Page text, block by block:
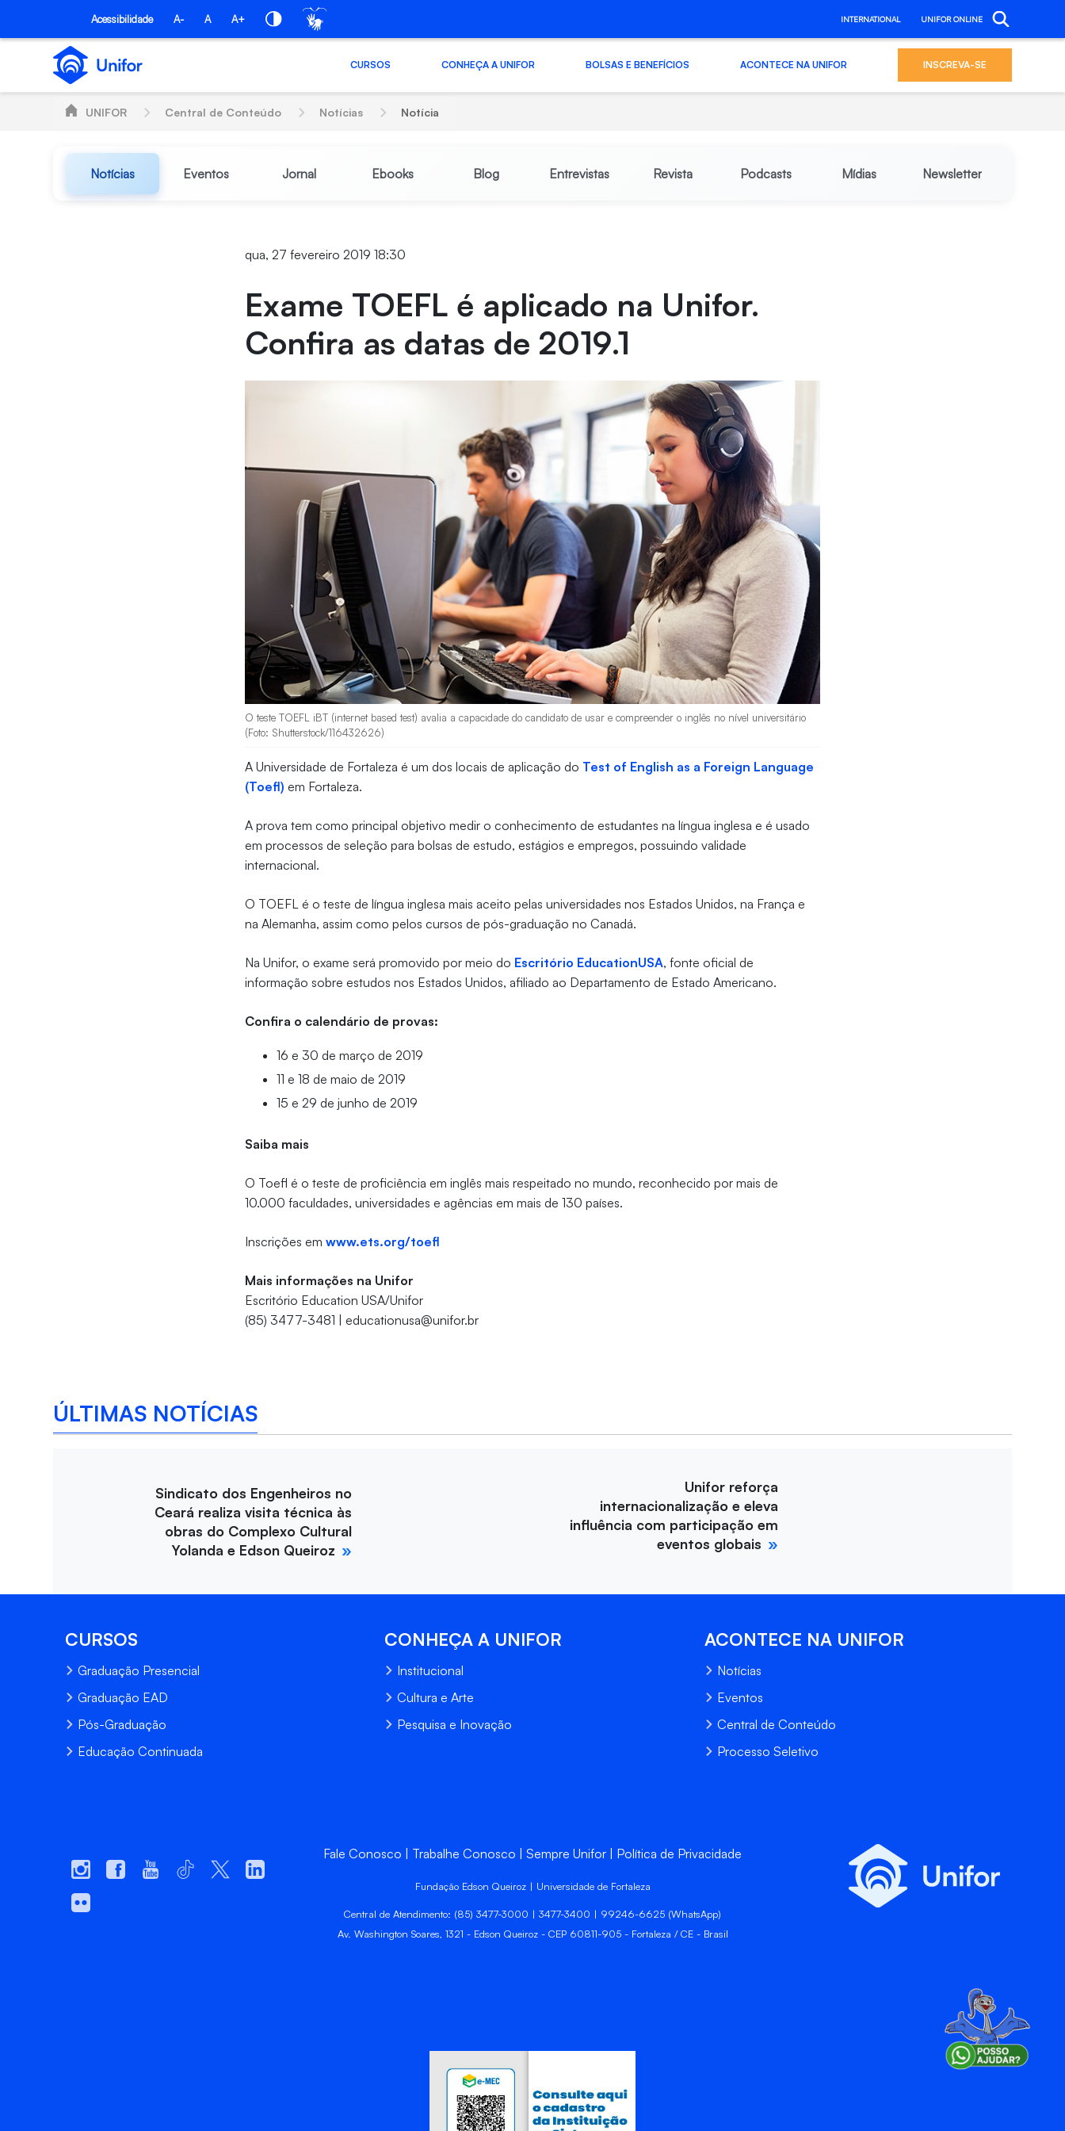
Pular para o Conteúdo principal
Acessibilidade A- A A+ INTERNATIONAL UNIFOR ONLINE
CURSOS CONHEÇA A UNIFOR BOLSAS E BENEFÍCIOS ACONTECE NA UNIFOR INSCREVA-SE
UNIFOR Central de Conteúdo Notícias Notícia
Notícias Eventos Jornal Ebooks Blog Entrevistas Revista Podcasts Mídias Newsletter
qua, 27 fevereiro 2019 18:30
Exame TOEFL é aplicado na Unifor.
Confira as datas de 2019.1
O teste TOEFL iBT (internet based test) avalia a capacidade do candidato de usar e compreender o inglês no nível universitário
(Foto: Shutterstock/116432626)
A Universidade de Fortaleza é um dos locais de aplicação do Test of English as a Foreign Language
(Toefl) em Fortaleza.
A prova tem como principal objetivo medir o conhecimento de estudantes na língua inglesa e é usado
em processos de seleção para bolsas de estudo, estágios e empregos, possuindo validade
internacional.
O TOEFL é o teste de língua inglesa mais aceito pelas universidades nos Estados Unidos, na França e
na Alemanha, assim como pelos cursos de pós-graduação no Canadá.
Na Unifor, o exame será promovido por meio do Escritório EducationUSA, fonte oficial de
informação sobre estudos nos Estados Unidos, afiliado ao Departamento de Estado Americano.
Confira o calendário de provas:
16 e 30 de março de 2019
11 e 18 de maio de 2019
15 e 29 de junho de 2019
Saiba mais
O Toefl é o teste de proficiência em inglês mais respeitado no mundo, reconhecido por mais de
10.000 faculdades, universidades e agências em mais de 130 países.
Inscrições emwww.ets.org/toefl
Mais informações na Unifor
Escritório Education USA/Unifor
(85) 3477-3481 | educationusa@unifor.br
ÚLTIMAS NOTÍCIAS
Sindicato dos Engenheiros no
Ceará realiza visita técnica às
obras do Complexo Cultural
Yolanda e Edson Queiroz
Unifor reforça
internacionalização e eleva
influência com participação em
eventos globais
CURSOS
Graduação Presencial
Graduação EAD
Pós-Graduação
Educação Continuada
CONHEÇA A UNIFOR
Institucional
Cultura e Arte
Pesquisa e Inovação
ACONTECE NA UNIFOR
Notícias
Eventos
Central de Conteúdo
Processo Seletivo
Fale Conosco Trabalhe Conosco Sempre Unifor Política de Privacidade
Fundação Edson Queiroz | Universidade de Fortaleza
Central de Atendimento: (85) 3477-3000 | 3477-3400 | 99246-6625 (WhatsApp)
Av. Washington Soares, 1321 - Edson Queiroz - CEP 60811-905 - Fortaleza / CE - Brasil